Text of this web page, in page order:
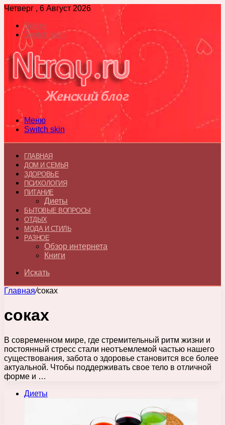
Четверг , 6 Август 2026
Войти
Switch skin
Меню
Switch skin
ГЛАВНАЯ
ДОМ И СЕМЬЯ
ЗДОРОВЬЕ
ПСИХОЛОГИЯ
ПИТАНИЕ
Диеты
БЫТОВЫЕ ВОПРОСЫ
ОТДЫХ
МОДА И СТИЛЬ
РАЗНОЕ
Обзор интернета
Книги
Искать
Главная/соках
соках
В современном мире, где стремительный ритм жизни и
постоянный стресс стали неотъемлемой частью нашего
существования, забота о здоровье становится все более
актуальной. Чтобы поддерживать свое тело в отличной
форме и …
Диеты